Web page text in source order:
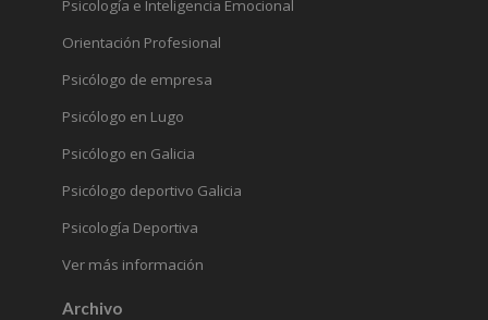
Psicología e Inteligencia Emocional
Orientación Profesional
Psicólogo de empresa
Psicólogo en Lugo
Psicólogo en Galicia
Psicólogo deportivo Galicia
Psicología Deportiva
Ver más información
Archivo